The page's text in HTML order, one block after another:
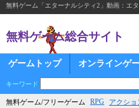
無料ゲーム「エターナルシティ2」動画：エ
無料ゲーム総合サイト
ゲームトップ オンラインゲ
キーワード
無料ゲーム/フリーゲーム RPG アクショ